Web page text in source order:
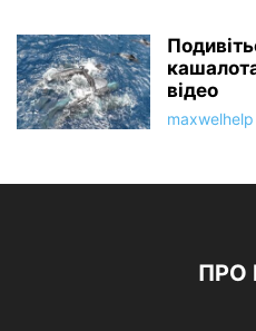
відео
maxwelhelp
ПРО